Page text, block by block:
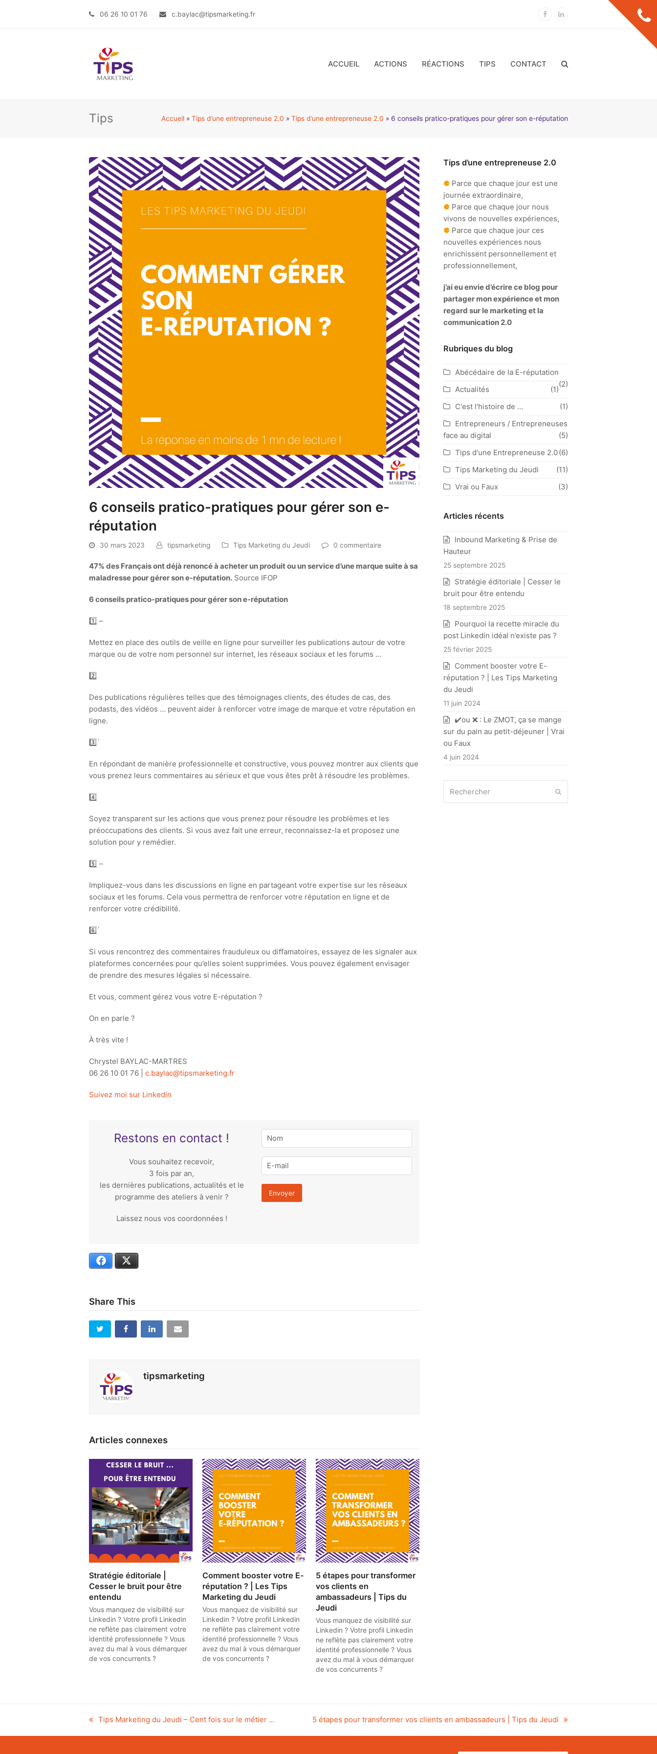
06 26 10 01 76 c.baylac@tipsmarketing.fr Facebook
ACCUEIL ACTIONS RÉACTIONS TIPS CONTACT
Tips Accueil » Tips d’une entrepreneuse 2.0 » Tips d’une entrepreneuse 2.0 » 6 conseils pratico-pratiques pour gérer son e-réputation
6 conseils pratico-pratiques pour gérer son e-
réputation
30 mars 2023 tipsmarketing Tips Marketing du Jeudi 0 commentaire
47% des Français ont déjà renoncé à acheter un produit ou un service d’une marque suite à sa
maladresse pour gérer son e-réputation. Source IFOP
6 conseils pratico-pratiques pour gérer son e-réputation
1️⃣ –
Mettez en place des outils de veille en ligne pour surveiller les publications autour de votre
marque ou de votre nom personnel sur internet, les réseaux sociaux et les forums …
2️⃣
Des publications régulières telles que des témoignages clients, des études de cas, des
podasts, des vidéos … peuvent aider à renforcer votre image de marque et votre réputation en
ligne.
3️⃣ ́
En répondant de manière professionnelle et constructive, vous pouvez montrer aux clients que
vous prenez leurs commentaires au sérieux et que vous êtes prêt à résoudre les problèmes.
4️⃣
Soyez transparent sur les actions que vous prenez pour résoudre les problèmes et les
préoccupations des clients. Si vous avez fait une erreur, reconnaissez-la et proposez une
solution pour y remédier.
5️⃣ –
Impliquez-vous dans les discussions en ligne en partageant votre expertise sur les réseaux
sociaux et les forums. Cela vous permettra de renforcer votre réputation en ligne et de
renforcer votre crédibilité.
6️⃣ ́
Si vous rencontrez des commentaires frauduleux ou diffamatoires, essayez de les signaler aux
plateformes concernées pour qu’elles soient supprimées. Vous pouvez également envisager
de prendre des mesures légales si nécessaire.
Et vous, comment gérez vous votre E-réputation ?
On en parle ?
À très vite !
Chrystel BAYLAC-MARTRES
06 26 10 01 76 | c.baylac@tipsmarketing.fr
Suivez moi sur Linkedin
Restons en contact !
Vous souhaitez recevoir,
3 fois par an,
les dernières publications, actualités et le
programme des ateliers à venir ?
Laissez nous vos coordonnées !
Facebook
Share This
tipsmarketing
Articles connexes
Stratégie éditoriale |
Cesser le bruit pour être
entendu
Vous manquez de visibilité sur
Linkedin ? Votre profil Linkedin
ne reflète pas clairement votre
identité professionnelle ? Vous
avez du mal à vous démarquer
de vos concurrents ?
Comment booster votre E-
réputation ? | Les Tips
Marketing du Jeudi
Vous manquez de visibilité sur
Linkedin ? Votre profil Linkedin
ne reflète pas clairement votre
identité professionnelle ? Vous
avez du mal à vous démarquer
de vos concurrents ?
5 étapes pour transformer
vos clients en
ambassadeurs | Tips du
Jeudi
Vous manquez de visibilité sur
Linkedin ? Votre profil Linkedin
ne reflète pas clairement votre
identité professionnelle ? Vous
avez du mal à vous démarquer
de vos concurrents ?
Tips d’une entrepreneuse 2.0
⚈ Parce que chaque jour est une
journée extraordinaire,
⚈ Parce que chaque jour nous
vivons de nouvelles expériences,
⚈ Parce que chaque jour ces
nouvelles expériences nous
enrichissent personnellement et
professionnellement,
j’ai eu envie d’écrire ce blog pour
partager mon expérience et mon
regard sur le marketing et la
communication 2.0
Rubriques du blog
Abécédaire de la E-réputation
(2)
Actualités
(1)
C'est l'histoire de …
(1)
Entrepreneurs / Entrepreneuses
face au digital
(5)
Tips d'une Entrepreneuse 2.0(6)
Tips Marketing du Jeudi
(11)
Vrai ou Faux
(3)
Articles récents
Inbound Marketing & Prise de
Hauteur
25 septembre 2025
Stratégie éditoriale | Cesser le
bruit pour être entendu
18 septembre 2025
Pourquoi la recette miracle du
post Linkedin idéal n’existe pas ?
25 février 2025
Comment booster votre E-
réputation ? | Les Tips Marketing
du Jeudi
11 juin 2024
✔️ou ❌ : Le ZMOT, ça se mange
sur du pain au petit-déjeuner | Vrai
ou Faux
4 juin 2024
previous
Tips Marketing du Jeudi – Cent fois sur le métier …
next
5 étapes pour transformer vos clients en ambassadeurs | Tips du Jeudi